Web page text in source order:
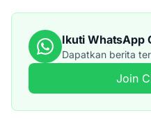
Ikuti WhatsApp
Dapatkan berita
Join